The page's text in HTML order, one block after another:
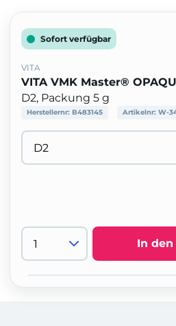
Sofort verfügbar
VITA
VITA VMK Master®
D2, Packung 5 g
Herstellernr: B483145 Artikelnr: W-
In